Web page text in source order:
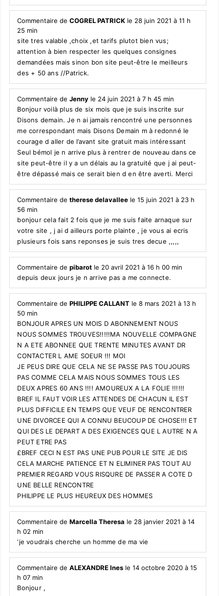
Commentaire deCOGREL PATRICK le 28 juin 2021 à 11 h
25 min
site tres valable ,choix ,et tarifs plutot bien vus;
attention à bien respecter les quelques consignes
demandées mais sinon bon site peut-être le meilleurs
des + 50 ans //Patrick.
Commentaire deJenny le 24 juin 2021 à 7 h 45 min
Bonjour voilà plus de six mois que je suis inscrite sur
Disons demain. Je n ai jamais rencontré une personnes
me correspondant mais Disons Demain m à redonné le
courage d aller de l’avant site gratuit mais intéressant
Seul bémol je n arrive plus à rentrer de nouveau dans ce
site peut-être il y a un délais au la gratuité que j ai peut-
être dépassé mais ce serait bien d en être averti. Merci
Commentaire detherese delavallee le 15 juin 2021 à 23 h
56 min
bonjour cela fait 2 fois que je me suis faite arnaque sur
votre site , j ai d ailleurs porte plainte , je vous ai ecris
plusieurs fois sans reponses je suis tres decue ,,,,,
Commentaire depibarot le 20 avril 2021 à 16 h 00 min
depuis deux jours je n arrive pas a me connecte.
Commentaire dePHILIPPE CALLANT le 8 mars 2021 à 13 h
50 min
BONJOUR APRES UN MOIS D ABONNEMENT NOUS
NOUS SOMMES TROUVES!!!!!MA NOUVELLE COMPAGNE
N A ETE ABONNEE QUE TRENTE MINUTES AVANT DR
CONTACTER L AME SOEUR !!! MOI
JE PEUS DIRE QUE CELA NE SE PASSE PAS TOUJOURS
PAS COMME CELA MAIS NOUS SOMMES TOUS LES
DEUX APRES 60 ANS !!!! AMOUREUX A LA FOLIE !!!!!!
BREF IL FAUT VOIR LES ATTENDES DE CHACUN IL EST
PLUS DIFFICILE EN TEMPS QUE VEUF DE RENCONTRER
UNE DIVORCEE QUI A CONNU BEUCOUP DE CHOSE!!! ET
QUI DES LE DEPART A DES EXIGENCES QUE L AUTRE N A
PEUT ETRE PAS
£BREF CECI N EST PAS UNE PUB POUR LE SITE JE DIS
CELA MARCHE PATIENCE ET N ELIMINER PAS TOUT AU
PREMIER REGARD VOUS RISQURE DE PASSER A COTE D
UNE BELLE RENCONTRE
PHILIPPE LE PLUS HEUREUX DES HOMMES
Commentaire deMarcella Theresa le 28 janvier 2021 à 14
h 02 min
‘je voudrais cherche un homme de ma vie
Commentaire deALEXANDRE Ines le 14 octobre 2020 à 15
h 07 min
Bonjour ,